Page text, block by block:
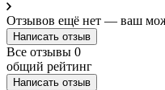
Отзывов ещё нет — ваш
Написать отзыв
Все отзывы 0
общий рейтинг
Написать отзыв